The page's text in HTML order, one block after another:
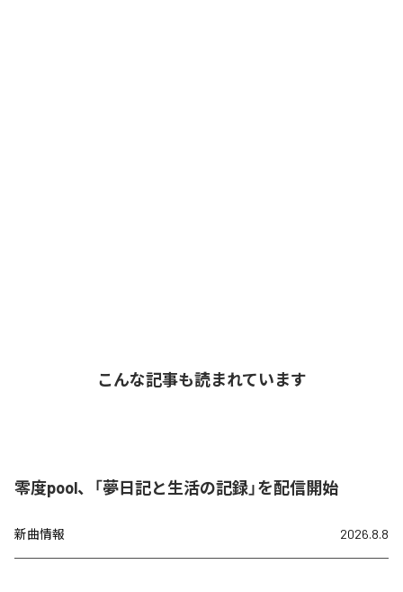
こんな記事も読まれています
零度pool、「夢日記と生活の記録」を配信開始
新曲情報 2026.8.8